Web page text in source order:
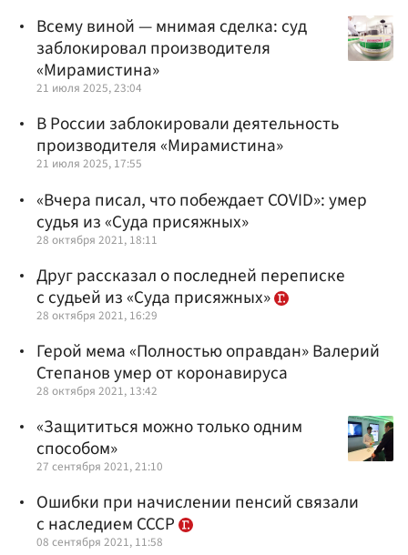
Всему виной — мнимая сделка: суд
заблокировал производителя
«Мирамистина»
21 июля 2025, 23:04
В России заблокировали деятельность
производителя «Мирамистина»
21 июля 2025, 17:55
«Вчера писал, что побеждает COVID»: умер
судья из «Суда присяжных»
28 октября 2021, 18:11
Друг рассказал о последней переписке
с судьей из «Суда присяжных»
28 октября 2021, 16:29
Герой мема «Полностью оправдан» Валерий
Степанов умер от коронавируса
28 октября 2021, 13:42
«Защититься можно только одним
способом»
27 сентября 2021, 21:10
Ошибки при начислении пенсий связали
с наследием СССР
08 сентября 2021, 11:58